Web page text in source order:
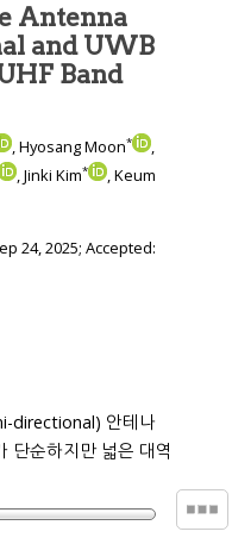
Antenna
and UWB
Band
, Hyosang Moon*
,
, Jinki Kim*
, Keum
24, 2025; Accepted:
directional) 안테나
단순하지만 넓은 대역